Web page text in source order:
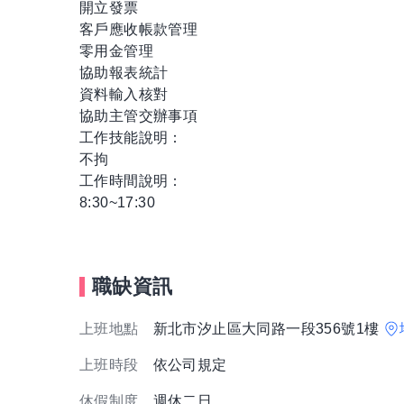
開立發票
客戶應收帳款管理
零用金管理
協助報表統計
資料輸入核對
協助主管交辦事項
工作技能說明：
不拘
工作時間說明：
8:30~17:30
職缺資訊
上班地點 新北市汐止區大同路一段356號1樓
上班時段 依公司規定